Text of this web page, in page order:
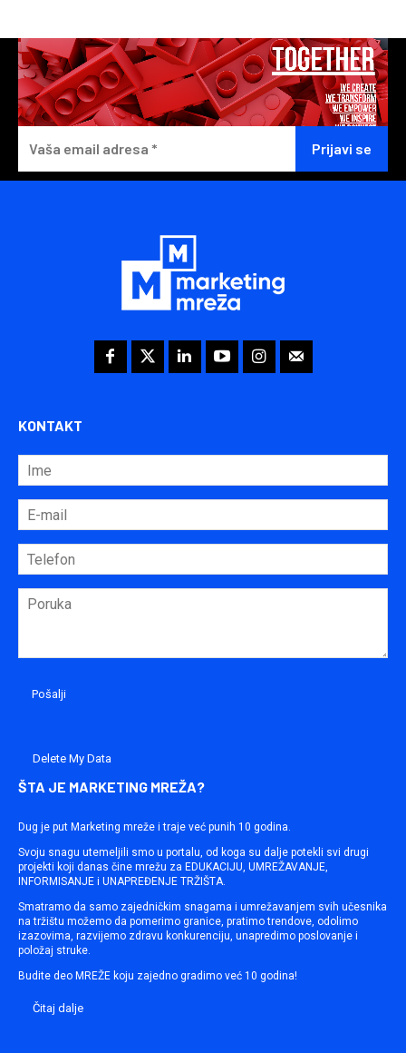
KONTAKT
Delete My Data
ŠTA JE MARKETING MREŽA?
Dug je put Marketing mreže i traje već punih 10 godina.
Svoju snagu utemeljili smo u portalu, od koga su dalje potekli svi drugi
projekti koji danas čine mrežu za EDUKACIJU, UMREŽAVANJE,
INFORMISANJE i UNAPREĐENJE TRŽIŠTA.
Smatramo da samo zajedničkim snagama i umrežavanjem svih učesnika
na tržištu možemo da pomerimo granice, pratimo trendove, odolimo
izazovima, razvijemo zdravu konkurenciju, unapredimo poslovanje i
položaj struke.
Budite deo MREŽE koju zajedno gradimo već 10 godina!
Čitaj dalje